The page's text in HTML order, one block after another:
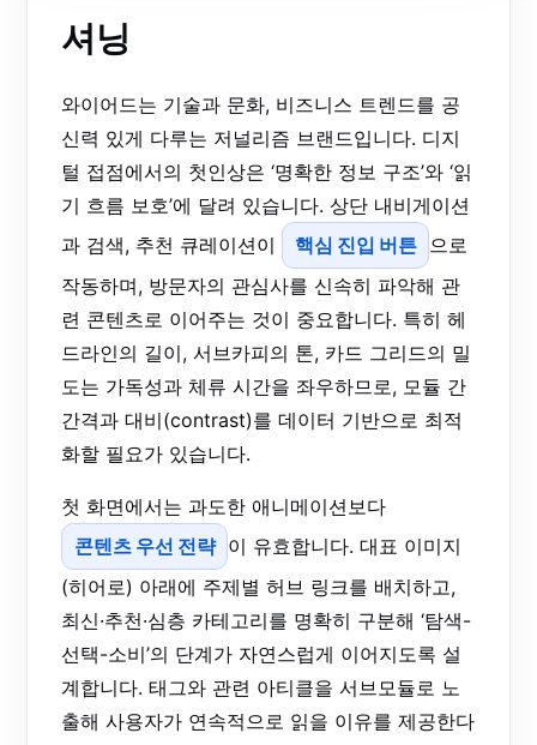
셔닝
와이어드는 기술과 문화, 비즈니스 트렌드를 공
신력 있게 다루는 저널리즘 브랜드입니다. 디지
털 접점에서의 첫인상은 ‘명확한 정보 구조’와 ‘읽
기 흐름 보호’에 달려 있습니다. 상단 내비게이션
과 검색, 추천 큐레이션이
핵심 진입 버튼 으로
작동하며, 방문자의 관심사를 신속히 파악해 관
련 콘텐츠로 이어주는 것이 중요합니다. 특히 헤
드라인의 길이, 서브카피의 톤, 카드 그리드의 밀
도는 가독성과 체류 시간을 좌우하므로, 모듈 간
간격과 대비(contrast)를 데이터 기반으로 최적
화할 필요가 있습니다.
첫 화면에서는 과도한 애니메이션보다
콘텐츠 우선 전략 이 유효합니다. 대표 이미지
(히어로) 아래에 주제별 허브 링크를 배치하고,
최신·추천·심층 카테고리를 명확히 구분해 ‘탐색-
선택-소비’의 단계가 자연스럽게 이어지도록 설
계합니다. 태그와 관련 아티클을 서브모듈로 노
출해 사용자가 연속적으로 읽을 이유를 제공한다